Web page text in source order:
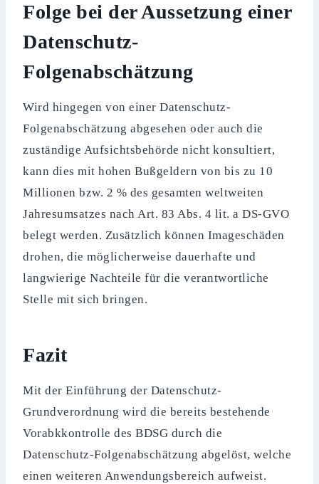
Folge bei der Aussetzung einer
Datenschutz-
Folgenabschätzung
Wird hingegen von einer Datenschutz-
Folgenabschätzung abgesehen oder auch die
zuständige Aufsichtsbehörde nicht konsultiert,
kann dies mit hohen Bußgeldern von bis zu 10
Millionen bzw. 2 % des gesamten weltweiten
Jahresumsatzes nach Art. 83 Abs. 4 lit. a DS-GVO
belegt werden. Zusätzlich können Imageschäden
drohen, die möglicherweise dauerhafte und
langwierige Nachteile für die verantwortliche
Stelle mit sich bringen.
Fazit
Mit der Einführung der Datenschutz-
Grundverordnung wird die bereits bestehende
Vorabkkontrolle des BDSG durch die
Datenschutz-Folgenabschätzung abgelöst, welche
einen weiteren Anwendungsbereich aufweist.